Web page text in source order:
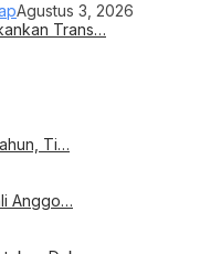
Agustus 3, 2026
Trans…
Ti…
Anggo…